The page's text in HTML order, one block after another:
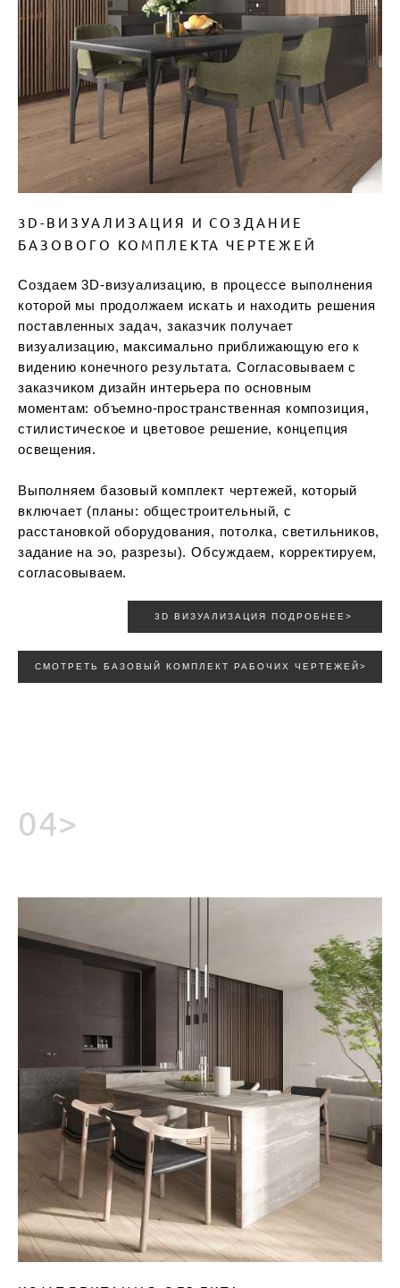
3D-ВИЗУАЛИЗАЦИЯ И СОЗДАНИЕ
БАЗОВОГО КОМПЛЕКТА ЧЕРТЕЖЕЙ
Создаем 3D-визуализацию, в процессе выполнения
которой мы продолжаем искать и находить решения
поставленных задач, заказчик получает
визуализацию, максимально приближающую его к
видению конечного результата. Согласовываем с
заказчиком дизайн интерьера по основным
моментам: объемно-пространственная композиция,
стилистическое и цветовое решение, концепция
освещения.
Выполняем базовый комплект чертежей, который
включает (планы: общестроительный, с
расстановкой оборудования, потолка, светильников,
задание на эо, разрезы). Обсуждаем, корректируем,
согласовываем.
3D ВИЗУАЛИЗАЦИЯ ПОДРОБНЕЕ>
СМОТРЕТЬ БАЗОВЫЙ КОМПЛЕКТ РАБОЧИХ ЧЕРТЕЖЕЙ>
04>